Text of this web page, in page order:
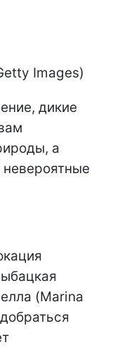
Images)
дикие
а
невероятные
(Marina